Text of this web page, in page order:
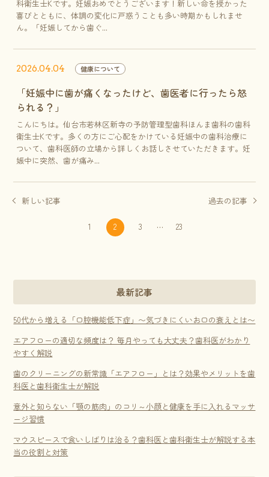
科衛生士Kです。妊娠おめでとうございます！新しい命を授かった
喜びとともに、体調の変化に戸惑うことも多い時期かもしれませ
ん。「妊娠してから歯ぐ...
2026.04.04 健康について
「妊娠中に歯が痛くなったけど、歯医者に行ったら怒
られる？」
こんにちは。仙台市若林区新寺の予防管理型歯科ほんま歯科の歯科
衛生士Kです。多くの方にご心配をかけている妊娠中の歯科治療に
ついて、歯科医師の立場から詳しくお話しさせていただきます。妊
娠中に突然、歯が痛み...
新しい記事
1 2 3 … 23
過去の記事
最新記事
50代から増える「口腔機能低下症」〜気づきにくいお口の衰えとは〜
エアフローの適切な頻度は？ 毎月やっても大丈夫？歯科医がわかり
やすく解説
歯のクリーニングの新常識「エアフロー」とは？効果やメリットを歯
科医と歯科衛生士が解説
意外と知らない「顎の筋肉」のコリ～小顔と健康を手に入れるマッサ
ージ習慣
マウスピースで食いしばりは治る？歯科医と歯科衛生士が解説する本
当の役割と対策